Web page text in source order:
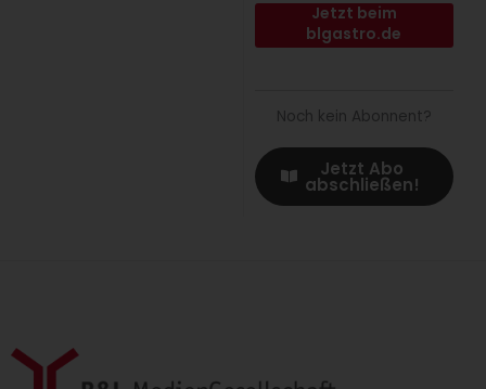
Jetzt beim
blgastro.de
Fachportal der B&L
Noch kein Abonnent?
Jetzt Abo
abschließen!